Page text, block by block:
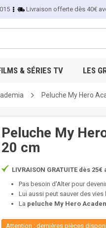
Livraison offerte dès 40€
& SÉRIES TV LES
Peluche My Hero
Peluche My
20 cm
LIVRAISON GRATUITE dès 25€
Pas besoin d'Alter pour
Lui aussi peut sauver des vies
La peluche My Hero
Attention : dernières pièces